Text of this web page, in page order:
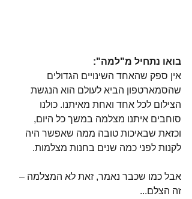
בואו נתחיל מ"למה":
אין ספק שהאחד השינויים הגדולים
שהסמארטפון הביא לעולם הוא הנגשת
הצילום לכל אחד ואחת מאיתנו. כולנו
סוחבים איתנו מצלמה במשך כל היום,
וכזאת שבאיכות טובה ממה שאפשר היה
לקנות לפני כמה שנים בחנות מצלמות.
אבל כמו שכבר נאמר, זאת לא המצלמה –
זה הצלם...